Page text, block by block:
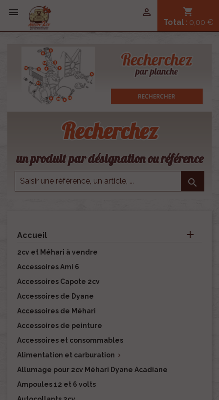
 shopping_cart
Total : 0,00 €

Recherchez
un produit par désignation ou référence

Accueil 
2cv et Méhari à vendre
Accessoires Ami 6
Accessoires Capote 2cv
Accessoires de Dyane
Accessoires de Méhari
Accessoires de peinture
Accessoires et consommables
Alimentation et carburation 
Allumage pour 2cv Méhari Dyane Acadiane
Ampoules 12 et 6 volts